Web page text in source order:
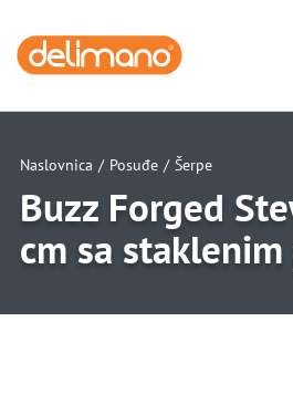
Naslovnica / Posuđe / Šerpe
Buzz Forged
cm sa